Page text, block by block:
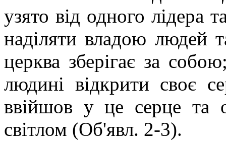
узято від одного лідера
наділяти владою людей
церква зберігає за
людині відкрити своє
ввійшов у це серце та
світлом (Об'явл. 2-3).